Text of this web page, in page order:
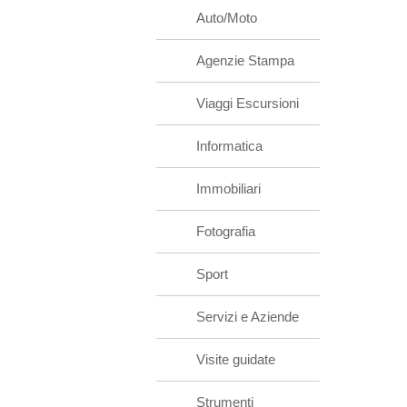
Auto/Moto
Agenzie Stampa
Viaggi Escursioni
Informatica
Immobiliari
Fotografia
Sport
Servizi e Aziende
Visite guidate
Strumenti